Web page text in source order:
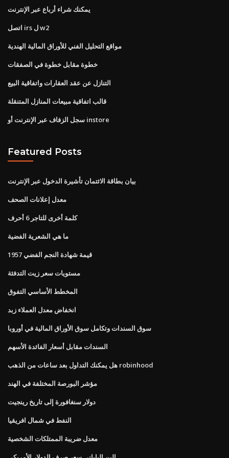
يمكنك شراء أرباع عبر الإنترنت
اتصل irs ل w2
مواقع التحليل الفني للأوراق المالية الهندية
خطوة مقابل خطوة في الصفقات
التنازل عن عقد العقارات واتفاقية البيع
قالب اتفاقية مبيعات المنازل المتنقلة
سجل الزفاف عبر الإنترنت أو instore
Featured Posts
بيان بطاقة الائتمان تأشيرة الدخول عبر الإنترنت
معدل إعلانات الصحف
كلمة أخرى للتاجر 6 أحرف
ما هي الشعرية الفضية
1957 قيمة شهادة النجم الفضي
مستويات سعر زيت التدفئة
المخطط الأساسي التفوق
انخفاض معدل العملاء زبد
سوق السندات وتكامل سوق الأوراق المالية في أوروبا
السندات مقابل أسعار الفائدة الأسهم
هل يمكنك التداول بعد ساعات من الذهب robinhood
مؤشر البورصة المختلفة في الهند
دولار سنغافورة إلى تاريخ رينجيت
النفط في شمال افريقيا
معدل ضريبة الممتلكات الشخصية